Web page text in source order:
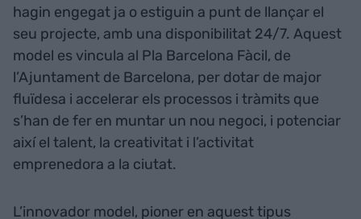
hagin engegat ja o estiguin a punt de llançar el
seu projecte, amb una disponibilitat 24/7. Aquest
model es vincula al Pla Barcelona Fàcil, de
l’Ajuntament de Barcelona, per dotar de major
fluïdesa i accelerar els processos i tràmits que
s’han de fer en muntar un nou negoci, i potenciar
així el talent, la creativitat i l’activitat
emprenedora a la ciutat.
L’innovador model, pioner en aquest tipus